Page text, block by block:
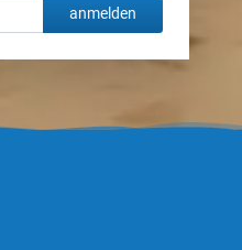
anmelden